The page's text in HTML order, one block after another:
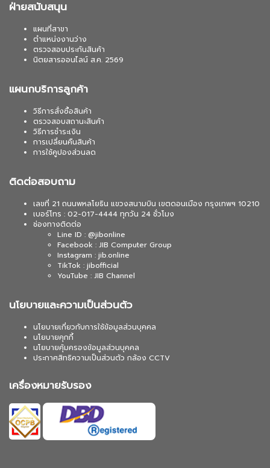
ฝ่ายสนับสนุน
แผนที่สาขา
ตำแหน่งงานว่าง
ตรวจสอบประกันสินค้า
นิตยสารออนไลน์ ส.ค. 2569
แผนกบริการลูกค้า
วิธีการสั่งซื้อสินค้า
ตรวจสอบสถานะสินค้า
วิธีการชำระเงิน
การเปลี่ยนคืนสินค้า
การใช้คูปองส่วนลด
ติดต่อสอบถาม
เลขที่ 21 ถนนพหลโยธิน แขวงสนามบิน เขตดอนเมือง กรุงเทพฯ 10210
เบอร์โทร : 02-017-4444 ทุกวัน 24 ชั่วโมง
ช่องทางติดต่อ
Line ID : @jibonline
Facebook : JIB Computer Group
Instagram : jib.online
TikTok : jibofficial
YouTube : JIB Channel
นโยบายและความเป็นส่วนตัว
นโยบายเกี่ยวกับการใช้ข้อมูลส่วนบุคคล
นโยบายคุกกี้
นโยบายคุ้มครองข้อมูลส่วนบุคคล
ประกาศสิทธิความเป็นส่วนตัว กล้อง CCTV
เครื่องหมายรับรอง